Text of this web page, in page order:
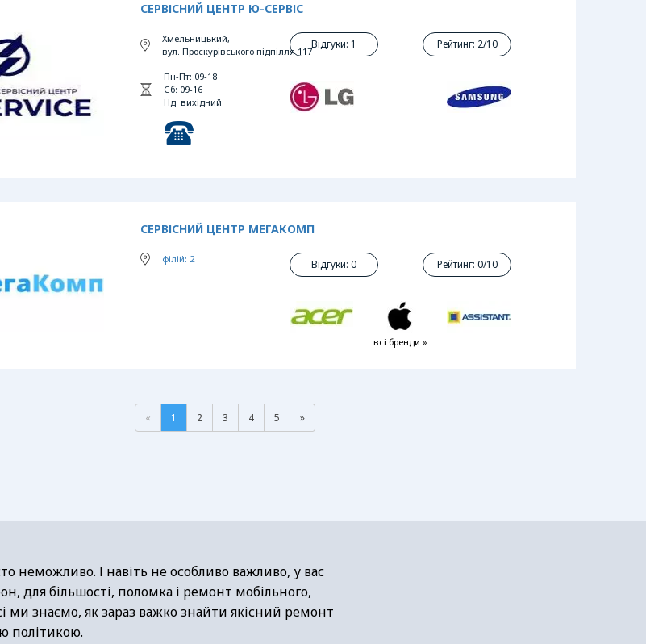
СЕРВІСНИЙ ЦЕНТР Ю-СЕРВІС
Хмельницький,
вул. Проскурівського підпілля 117
Пн-Пт: 09-18
Сб: 09-16
Нд: вихідний
Відгуки: 1 Рейтинг: 2/10
СЕРВІСНИЙ ЦЕНТР МЕГАКОМП
філій: 2 Відгуки: 0 Рейтинг: 0/10
всі бренди »
« 1 2 3 4 5 »
неможливо. І навіть не особливо важливо, у вас
для більшості, поломка і ремонт мобільного,
знаємо, як зараз важко знайти якісний ремонт
політикою.